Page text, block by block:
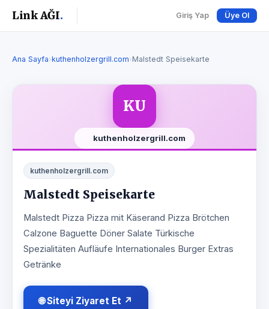
Link AĞI. Giriş Yap Üye Ol
Ana Sayfa›kuthenholzergrill.com›Malstedt Speisekarte
KU
kuthenholzergrill.com
kuthenholzergrill.com
Malstedt Speisekarte
Malstedt Pizza Pizza mit Käserand Pizza Brötchen
Calzone Baguette Döner Salate Türkische
Spezialitäten Aufläufe Internationales Burger Extras
Getränke
🌐 Siteyi Ziyaret Et ↗